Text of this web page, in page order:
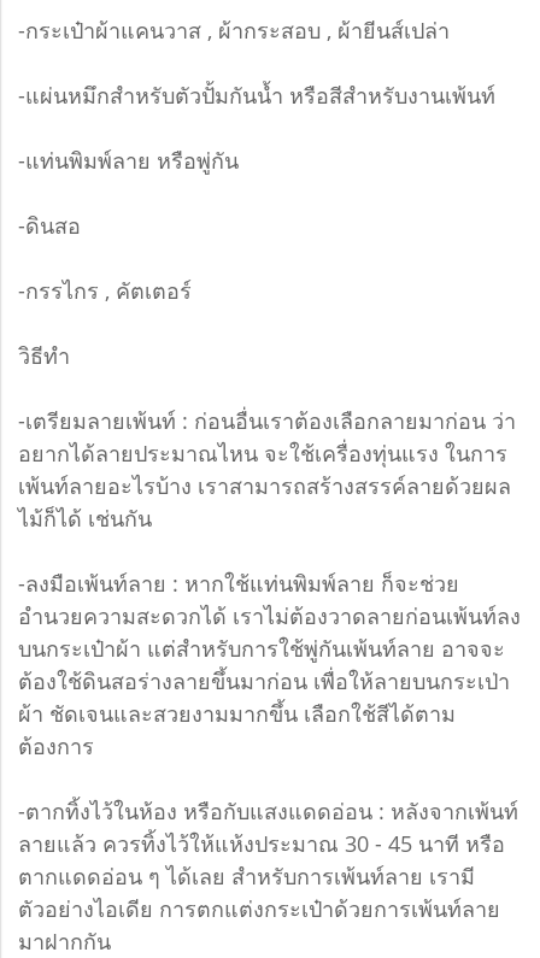
-กระเป๋าผ้าแคนวาส , ผ้ากระสอบ , ผ้ายีนส์เปล่า
-แผ่นหมึกสำหรับตัวปั้มกันน้ำ หรือสีสำหรับงานเพ้นท์
-แท่นพิมพ์ลาย หรือพู่กัน
-ดินสอ
-กรรไกร , คัตเตอร์
วิธีทำ
-เตรียมลายเพ้นท์ : ก่อนอื่นเราต้องเลือกลายมาก่อน ว่า
อยากได้ลายประมาณไหน จะใช้เครื่องทุ่นแรง ในการ
เพ้นท์ลายอะไรบ้าง เราสามารถสร้างสรรค์ลายด้วยผล
ไม้ก็ได้ เช่นกัน
-ลงมือเพ้นท์ลาย : หากใช้แท่นพิมพ์ลาย ก็จะช่วย
อำนวยความสะดวกได้ เราไม่ต้องวาดลายก่อนเพ้นท์ลง
บนกระเป๋าผ้า แต่สำหรับการใช้พู่กันเพ้นท์ลาย อาจจะ
ต้องใช้ดินสอร่างลายขึ้นมาก่อน เพื่อให้ลายบนกระเป่า
ผ้า ชัดเจนและสวยงามมากขึ้น เลือกใช้สีได้ตาม
ต้องการ
-ตากทิ้งไว้ในห้อง หรือกับแสงแดดอ่อน : หลังจากเพ้นท์
ลายแล้ว ควรทิ้งไว้ให้แห้งประมาณ 30 - 45 นาที หรือ
ตากแดดอ่อน ๆ ได้เลย สำหรับการเพ้นท์ลาย เรามี
ตัวอย่างไอเดีย การตกแต่งกระเป๋าด้วยการเพ้นท์ลาย
มาฝากกัน